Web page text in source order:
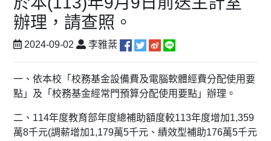
辦理，請查照。
2024-09-02 李雅棻
一、依本校「校務基金設備費及電腦軟體經費分配使用要
點」及「校務基金經常門預算分配使用要點」辦理。
二、114年度教育部年度總補助額度較113年度增加1,359
萬8千元(調薪增加1,179萬5千元、績效型補助176萬5千元